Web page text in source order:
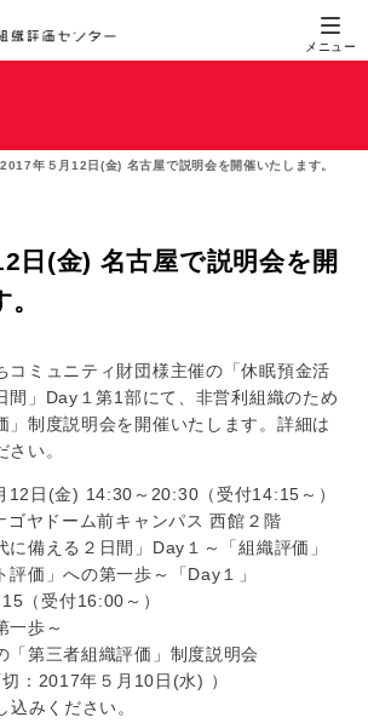
2017年５月12日(金) 名古屋で説明会を開催いたします。
日(金) 名古屋で説明会を開
コミュニティ財団様主催の「休眠預金活
間」Day１第1部にて、非営利組織のため
」制度説明会を開催いたします。詳細は
い。
12日(金) 14:30～20:30（受付14:15～）
ゴヤドーム前キャンパス 西館２階
に備える２日間」Day１～「組織評価」
評価」への第一歩～「Day１」
（受付16:00～）
一歩～
「第三者組織評価」制度説明会
：2017年５月10日(水) ）
みください。